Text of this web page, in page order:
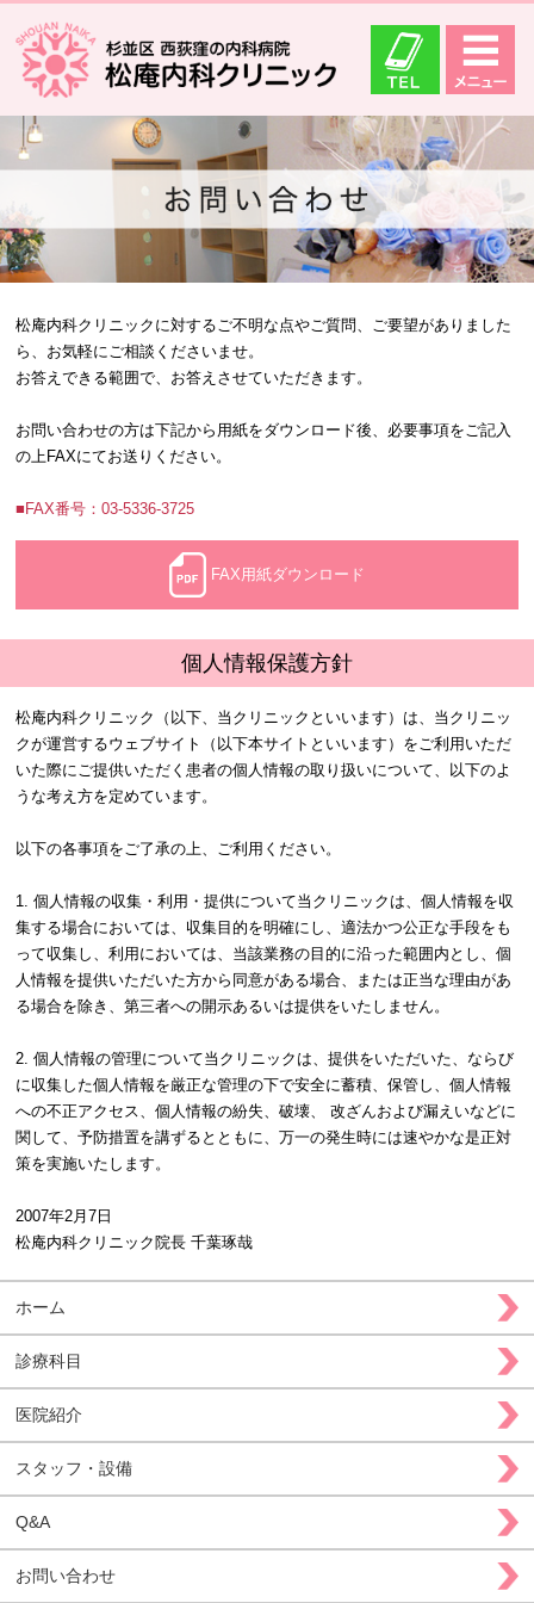
松庵内科クリニックに対するご不明な点やご質問、ご要望がありました
ら、お気軽にご相談くださいませ。
お答えできる範囲で、お答えさせていただきます。
お問い合わせの方は下記から用紙をダウンロード後、必要事項をご記入
の上FAXにてお送りください。
■FAX番号：03-5336-3725
FAX用紙ダウンロード
個人情報保護方針
松庵内科クリニック（以下、当クリニックといいます）は、当クリニッ
クが運営するウェブサイト（以下本サイトといいます）をご利用いただ
いた際にご提供いただく患者の個人情報の取り扱いについて、以下のよ
うな考え方を定めています。
以下の各事項をご了承の上、ご利用ください。
1. 個人情報の収集・利用・提供について当クリニックは、個人情報を収
集する場合においては、収集目的を明確にし、適法かつ公正な手段をも
って収集し、利用においては、当該業務の目的に沿った範囲内とし、個
人情報を提供いただいた方から同意がある場合、または正当な理由があ
る場合を除き、第三者への開示あるいは提供をいたしません。
2. 個人情報の管理について 当クリニックは、提供をいただいた、ならび
に収集した個人情報を厳正な管理の下で安全に蓄積、保管し、個人情報
への不正アクセス、個人情報の紛失、破壊、 改ざんおよび漏えいなどに
関して、予防措置を講ずるとともに、万一の発生時には速やかな是正対
策を実施いたします。
2007年2月7日
松庵内科クリニック 院長 千葉琢哉
ホーム
診療科目
医院紹介
スタッフ・設備
Q&A
お問い合わせ